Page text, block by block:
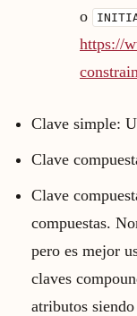
o
https://
Clave simple:
Clave
Clave
compuestas.
pero es mejor
claves
atributos